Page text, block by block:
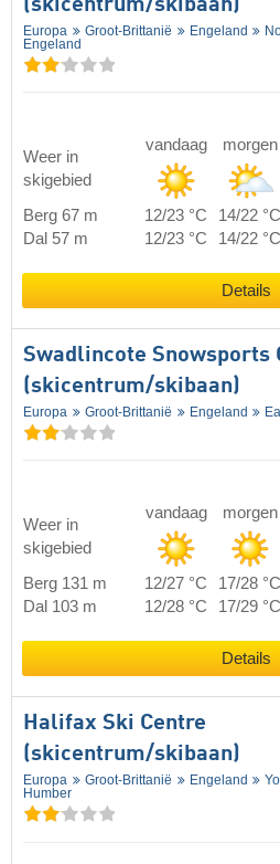
(skicentrum/skibaan)
Europa Groot-Brittanië Engeland
Engeland
Weer in
skigebied
vandaag morgen
Berg 67 m 12/23 °C 14/22 °C
Dal 57 m
12/23 °C 14/22 °C
Details
Swadlincote Snowsports
(skicentrum/skibaan)
Europa Groot-Brittanië Engeland
Weer in
skigebied
vandaag morgen
Berg 131 m 12/27 °C 17/28 °C
Dal 103 m
12/28 °C 17/29 °C
Details
Halifax Ski Centre
(skicentrum/skibaan)
Europa Groot-Brittanië Engeland
Humber